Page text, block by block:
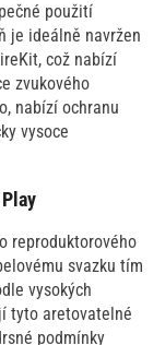
použití
je ideálně navržen
což nabízí
zvukového
nabízí ochranu
vysoce
reproduktorového
svazku tím
vysokých
tyto aretovatelné
podmínky